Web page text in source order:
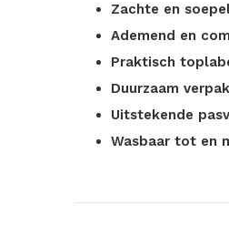
Zachte en
Ademend en
Praktisch
Duurzaam
Uitstekende
Wasbaar tot en